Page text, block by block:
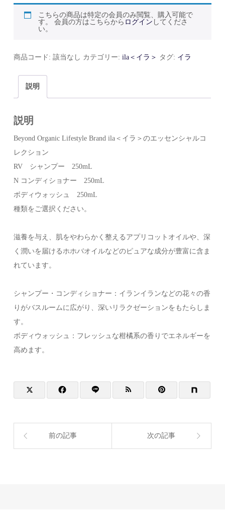
ル
個
こちらの商品は特定の会員のみ閲覧、購入可能で
す。 会員の方はこちらから ログイン してくださ
い。
商品コード:該当なし カテゴリー:ila＜イラ＞ タグ: イラ
説明
説明
Beyond Organic Lifestyle Brand ila＜イラ＞のエッセンシャルコ
レクション
RV シャンプー 250mL
N コンディショナー 250mL
ボディウォッシュ 250mL
種類をご選択ください。
滋養を与え、肌をやわらかく整えるアプリコットオイルや、深
く潤いを届けるホホバオイルなどのピュアな成分が豊富に含ま
れています。
シャンプー・コンディショナー：イランイランなどの花々の香
りがバスルームに広がり、深いリラクゼーションをもたらしま
す。
ボディウォッシュ：フレッシュな柑橘系の香りでエネルギーを
高めます。
前の記事 次の記事